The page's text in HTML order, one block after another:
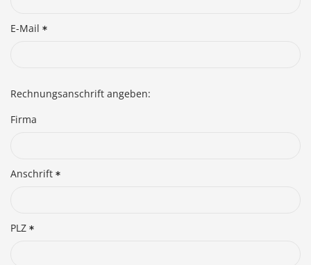
E-Mail
Rechnungsanschrift angeben:
Firma
Anschrift
PLZ